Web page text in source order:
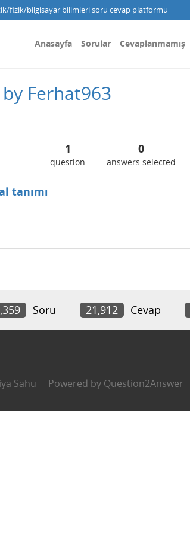
fizik/bilgisayar bilimleri soru cevap platformu
Anasayfa Sorular Cevaplanmamış
Ferhat963
1
question
0
answers selected
tanımı
Soru 21,912 Cevap
Sahu Powered by Question2Answer